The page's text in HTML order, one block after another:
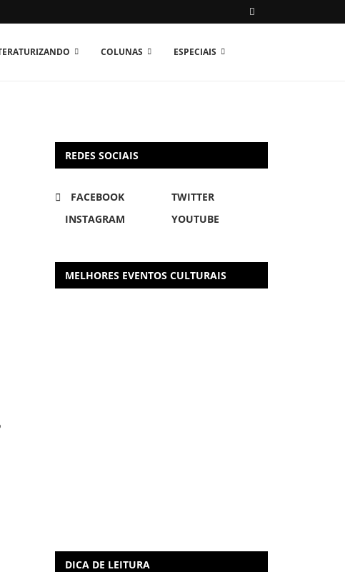
COLUNAS ESPECIAIS
REDES SOCIAIS
FACEBOOK
TWITTER
INSTAGRAM
YOUTUBE
MELHORES EVENTOS CULTURAIS
DICA DE LEITURA